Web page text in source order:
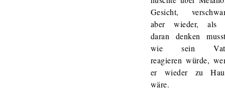
Gesicht,
aber wieder, als
daran denken
wie sein
reagieren würde,
er wieder zu
wäre.